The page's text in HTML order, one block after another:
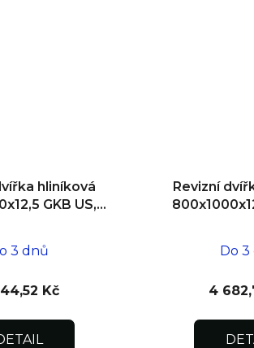
hliníková
GKB US,
3 dnů
Kč
Revizní
Do
4